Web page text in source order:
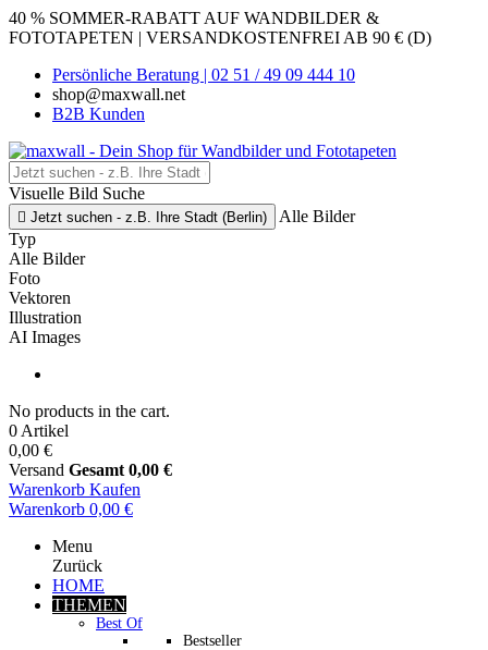
40 % SOMMER-RABATT AUF WANDBILDER &
FOTOTAPETEN | VERSANDKOSTENFREI AB 90 € (D)
Persönliche Beratung | 02 51 / 49 09 444 10
shop@maxwall.net
B2B Kunden
Visuelle Bild Suche
 Jetzt suchen - z.B. Ihre Stadt (Berlin)
Alle Bilder
Typ
Alle Bilder
Foto
Vektoren
Illustration
AI Images
No products in the cart.
0 Artikel
0,00 €
Versand Gesamt 0,00 €
Warenkorb Kaufen
Warenkorb 0,00 €
Menu
Zurück
HOME
THEMEN
Best Of
Bestseller